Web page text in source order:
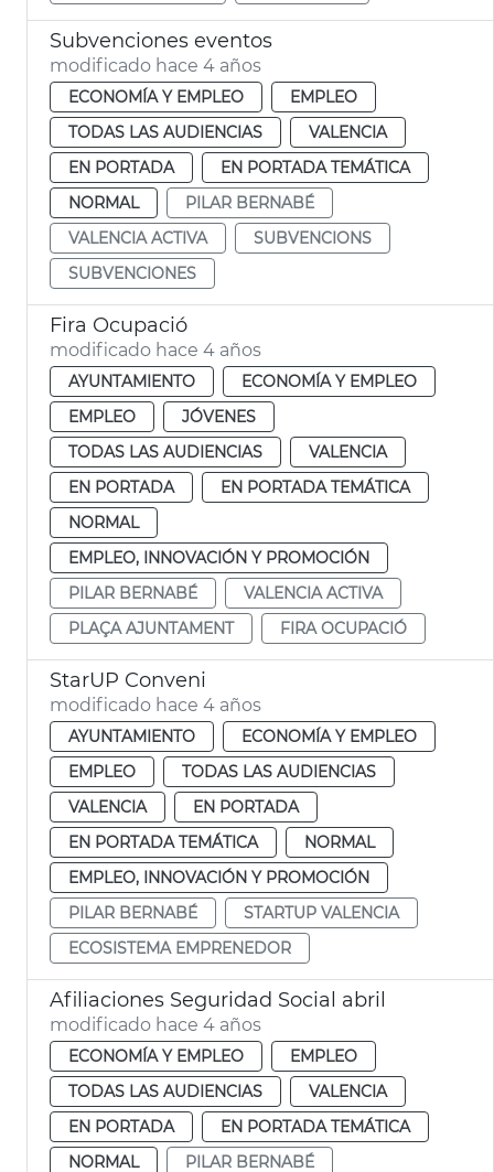
Subvenciones eventos
modificado hace 4 años
ECONOMÍA Y EMPLEO
EMPLEO
TODAS LAS AUDIENCIAS
VALENCIA
EN PORTADA
EN PORTADA TEMÁTICA
NORMAL
PILAR BERNABÉ
VALENCIA ACTIVA
SUBVENCIONS
SUBVENCIONES
Fira Ocupació
modificado hace 4 años
AYUNTAMIENTO
ECONOMÍA Y EMPLEO
EMPLEO
JÓVENES
TODAS LAS AUDIENCIAS
VALENCIA
EN PORTADA
EN PORTADA TEMÁTICA
NORMAL
EMPLEO, INNOVACIÓN Y PROMOCIÓN
PILAR BERNABÉ
VALENCIA ACTIVA
PLAÇA AJUNTAMENT
FIRA OCUPACIÓ
StarUP Conveni
modificado hace 4 años
AYUNTAMIENTO
ECONOMÍA Y EMPLEO
EMPLEO
TODAS LAS AUDIENCIAS
VALENCIA
EN PORTADA
EN PORTADA TEMÁTICA
NORMAL
EMPLEO, INNOVACIÓN Y PROMOCIÓN
PILAR BERNABÉ
STARTUP VALENCIA
ECOSISTEMA EMPRENEDOR
Afiliaciones Seguridad Social abril
modificado hace 4 años
ECONOMÍA Y EMPLEO
EMPLEO
TODAS LAS AUDIENCIAS
VALENCIA
EN PORTADA
EN PORTADA TEMÁTICA
NORMAL
PILAR BERNABÉ